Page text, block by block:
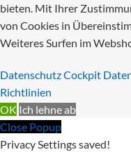
bieten. Mit Ihrer
von Cookies in
Weiteres Surfen im
Datenschutz Cockpit
Richtlinien
OK Ich lehne ab
Close Popup
Privacy Settings saved!